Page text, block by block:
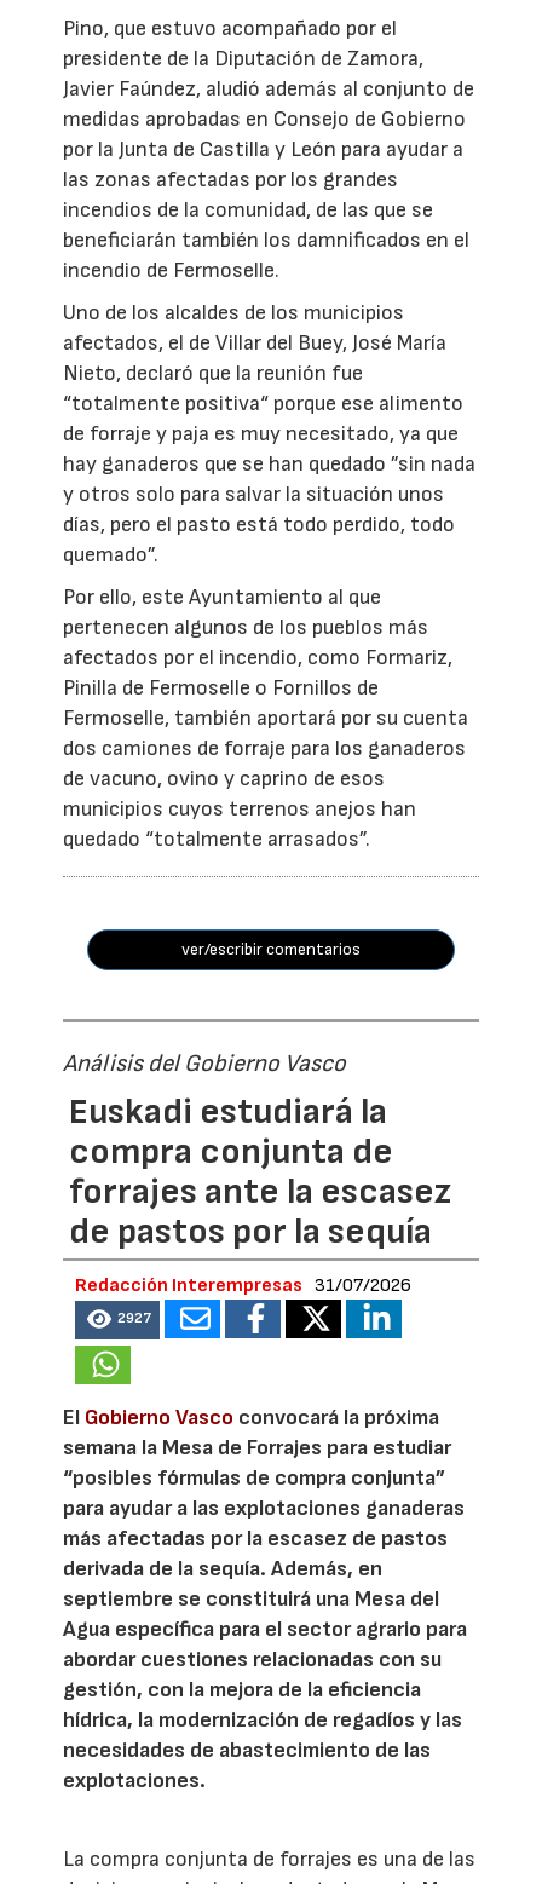
Pino, que estuvo acompañado por el
presidente de la Diputación de Zamora,
Javier Faúndez, aludió además al conjunto de
medidas aprobadas en Consejo de Gobierno
por la Junta de Castilla y León para ayudar a
las zonas afectadas por los grandes
incendios de la comunidad, de las que se
beneficiarán también los damnificados en el
incendio de Fermoselle.
Uno de los alcaldes de los municipios
afectados, el de Villar del Buey, José María
Nieto, declaró que la reunión fue
“totalmente positiva“ porque ese alimento
de forraje y paja es muy necesitado, ya que
hay ganaderos que se han quedado ”sin nada
y otros solo para salvar la situación unos
días, pero el pasto está todo perdido, todo
quemado”.
Por ello, este Ayuntamiento al que
pertenecen algunos de los pueblos más
afectados por el incendio, como Formariz,
Pinilla de Fermoselle o Fornillos de
Fermoselle, también aportará por su cuenta
dos camiones de forraje para los ganaderos
de vacuno, ovino y caprino de esos
municipios cuyos terrenos anejos han
quedado “totalmente arrasados”.
ver/escribir comentarios
Análisis del Gobierno Vasco
Euskadi estudiará la
compra conjunta de
forrajes ante la escasez
de pastos por la sequía
Redacción Interempresas 31/07/2026
2927
El Gobierno Vasco convocará la próxima
semana la Mesa de Forrajes para estudiar
“posibles fórmulas de compra conjunta”
para ayudar a las explotaciones ganaderas
más afectadas por la escasez de pastos
derivada de la sequía. Además, en
septiembre se constituirá una Mesa del
Agua específica para el sector agrario para
abordar cuestiones relacionadas con su
gestión, con la mejora de la eficiencia
hídrica, la modernización de regadíos y las
necesidades de abastecimiento de las
explotaciones.
La compra conjunta de forrajes es una de las